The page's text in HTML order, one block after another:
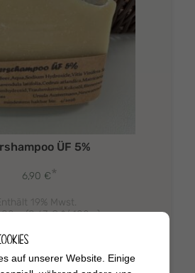
ÜF 5%
6,90 €*
19% Mwst.
g (8,63€*/ 100 g)
den Warenkorb
auf unserer Website. Einige